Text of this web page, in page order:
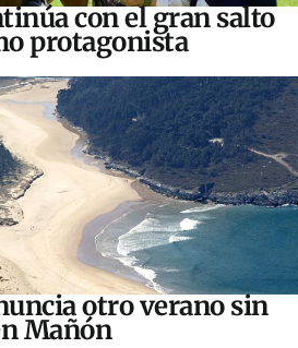
con el gran salto
protagonista
otro verano sin
Mañón